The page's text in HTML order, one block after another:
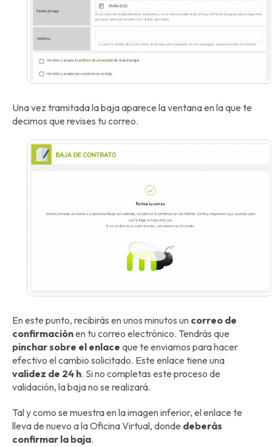
Una vez tramitada la baja aparece la ventana en la que te
decimos que revises tu correo.
En este punto, recibirás en unos minutos un correo de
confirmaciónen tu correo electrónico. Tendrás que
pinchar sobre el enlace que te enviamos para hacer
efectivo el cambio solicitado. Este enlace tiene una
validez de 24 h. Si no completas este proceso de
validación, la baja no se realizará.
Tal y como se muestra en la imagen inferior, el enlace te
lleva de nuevo a la Oficina Virtual, donde deberás
confirmar la baja.